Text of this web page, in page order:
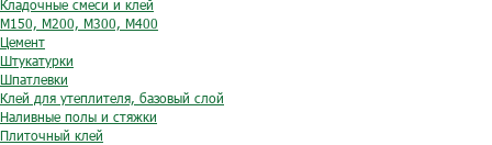
Кладочные смеси и клей
М150, М200, М300, М400
Цемент
Штукатурки
Шпатлевки
Клей для утеплителя, базовый слой
Наливные полы и стяжки
Плиточный клей